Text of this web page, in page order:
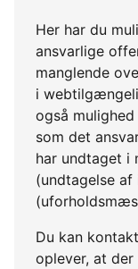
Her har du
ansvarlige
manglende
i
også
som det
har undtaget i
(undtagelse
Du kan
oplever, at